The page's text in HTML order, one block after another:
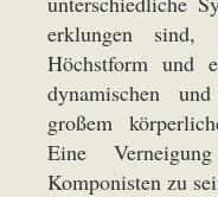
erklungen
Höchstform und
dynamischen
großem
Eine
Komponisten zu